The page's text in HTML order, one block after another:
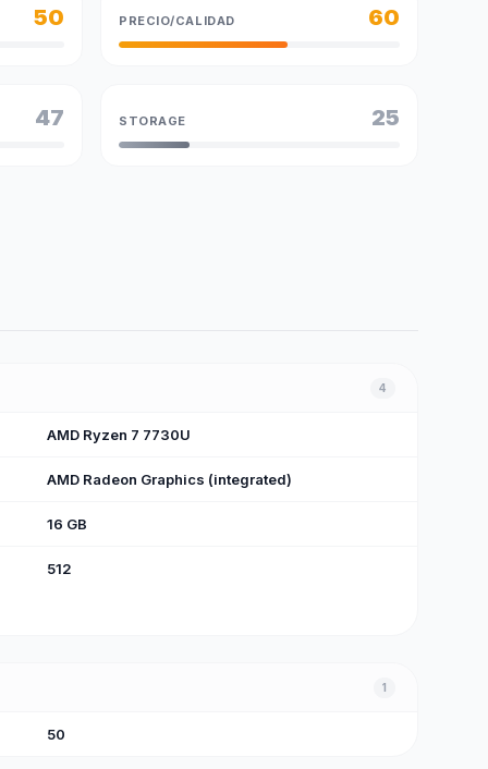
50 PRECIO/CALIDAD 60
47 STORAGE 25
4
AMD Ryzen 7 7730U
AMD Radeon Graphics (integrated)
16 GB
512
1
50